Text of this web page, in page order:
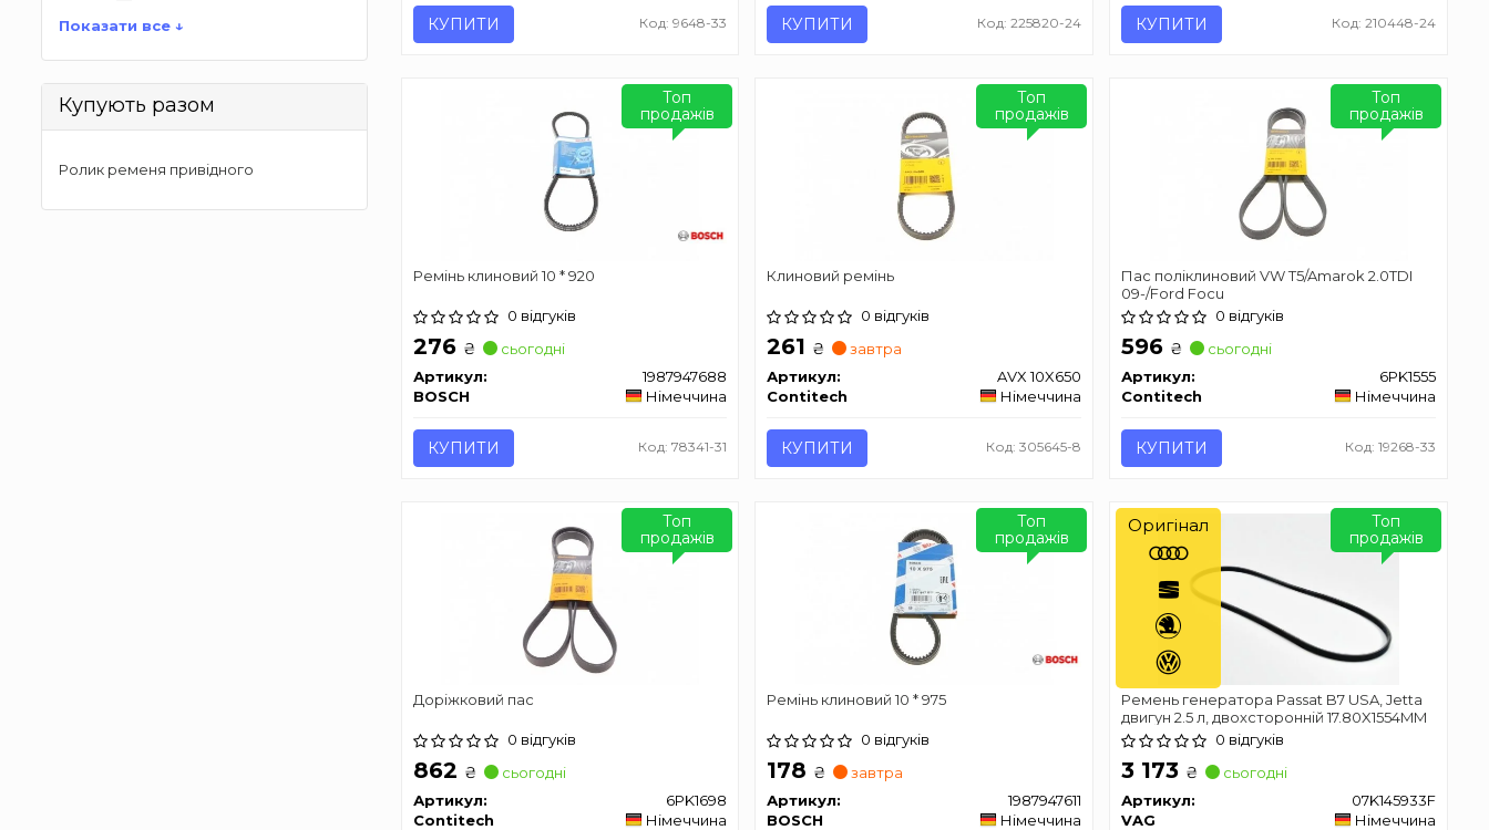
Показати все ↓
Купують разом
Ролик ременя привідного
КУПИТИ Код: 9648-33 КУПИТИ Код: 225820-24 КУПИТИ Код: 210448-24
Ремінь клиновий 10 * 920
0 відгуків
276 ₴
сьогодні
Артикул:
1987947688
BOSCH
Німеччина
КУПИТИ Код: 78341-31
Топ
продажів
Клиновий ремінь
0 відгуків
261 ₴
завтра
Артикул:
AVX 10X650
Contitech
Німеччина
КУПИТИ Код: 305645-8
Топ
продажів
Пас поліклиновий VW T5/Amarok 2.0TDI
09-/Ford Focu
0 відгуків
596 ₴
сьогодні
Артикул:
6PK1555
Contitech
Німеччина
КУПИТИ Код: 19268-33
Топ
продажів
Доріжковий пас
0 відгуків
862 ₴
сьогодні
Артикул:
6PK1698
Contitech
Німеччина
Топ
продажів
Ремінь клиновий 10 * 975
0 відгуків
178 ₴
завтра
Артикул:
1987947611
BOSCH
Німеччина
Топ
продажів
Ремень генератора Passat B7 USA, Jetta
двигун 2.5 л, двохсторонній 17.80X1554MM
0 відгуків
3 173 ₴
сьогодні
Артикул:
07K145933F
VAG
Німеччина
Топ
продажів
Оригінал